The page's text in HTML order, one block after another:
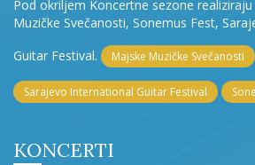
Pod okriljem Koncertne sezone
Muzičke Svečanosti, Sonemus Fest,
Guitar Festival.
Majske Muzičke Svečanosti
Sarajevo International Guitar Festival
KONCERTI